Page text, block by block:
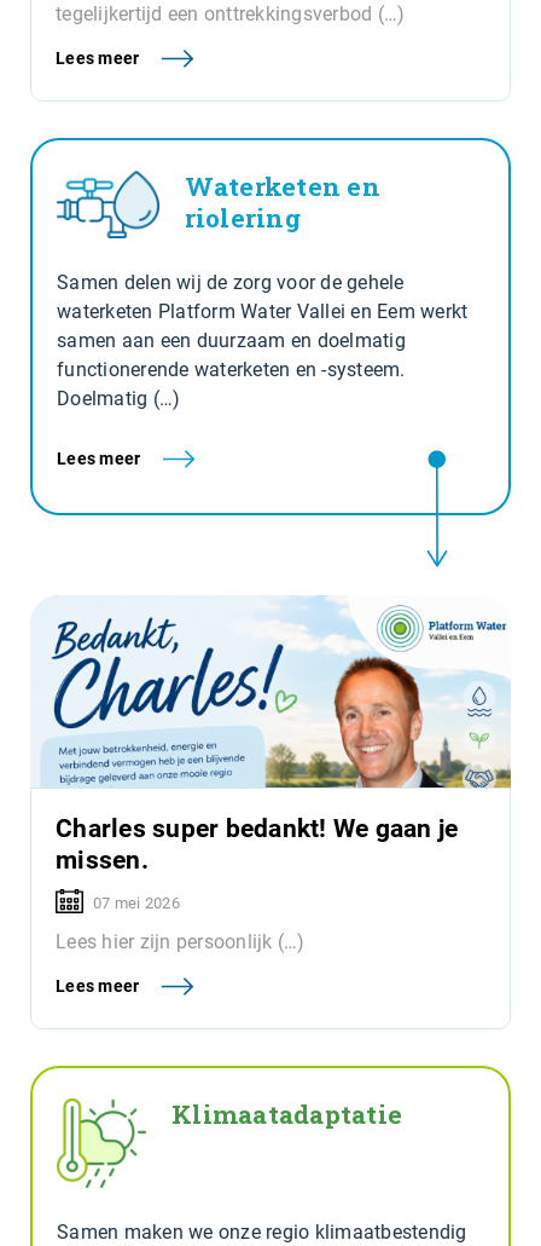
tegelijkertijd een onttrekkingsverbod (…)
Lees meer
Waterketen en
riolering
Samen delen wij de zorg voor de gehele
waterketen Platform Water Vallei en Eem werkt
samen aan een duurzaam en doelmatig
functionerende waterketen en -systeem.
Doelmatig (…)
Lees meer
Charles super bedankt! We gaan je
missen.
07 mei 2026
Lees hier zijn persoonlijk (…)
Lees meer
Klimaatadaptatie
Samen maken we onze regio klimaatbestendig